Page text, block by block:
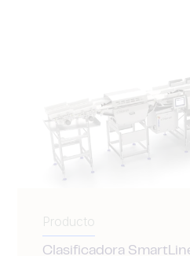
Producto
Clasificadora